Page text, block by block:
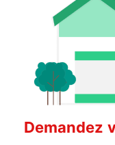
Demandez